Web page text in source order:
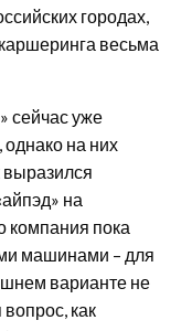
городах,
весьма
сейчас уже
на них
выразился
на
компания пока
машинами – для
варианте не
как